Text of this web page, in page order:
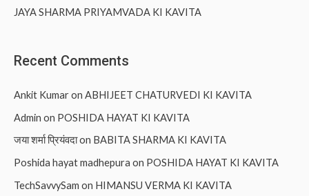
JAYA SHARMA PRIYAMVADA KI KAVITA
Recent Comments
Ankit Kumaron ABHIJEET CHATURVEDI KI KAVITA
Admin on POSHIDA HAYAT KI KAVITA
जया शर्मा प्रियंवदाon BABITA SHARMA KI KAVITA
Poshida hayat madhepura on POSHIDA HAYAT KI KAVITA
TechSavvySam on HIMANSU VERMA KI KAVITA